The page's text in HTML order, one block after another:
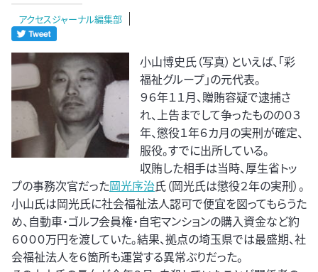
アクセスジャーナル編集部
小山博史氏（写真）といえば、「彩
福祉グループ」の元代表。
９６年１１月、贈賄容疑で逮捕さ
れ、上告までして争ったものの０３
年、懲役１年６カ月の実刑が確定、
服役。すでに出所している。
収賄した相手は当時、厚生省トッ
プの事務次官だった岡光序治氏（岡光氏は懲役２年の実刑）。
小山氏は岡光氏に社会福祉法人認可で便宜を図ってもらうた
め、自動車・ゴルフ会員権・自宅マンションの購入資金など約
６０００万円を渡していた。結果、拠点の埼玉県では最盛期、社
会福祉法人を６箇所も運営する異常ぶりだった。